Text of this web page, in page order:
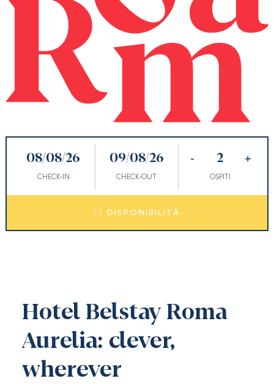
CHECK-IN CHECK-OUT
- +
OSPITI
DISPONIBILITÀ
Hotel Belstay Roma
Aurelia: clever,
wherever